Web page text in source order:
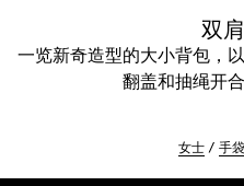
双
一览新奇造型的大小背包，
翻盖和抽绳开
女士 手袋